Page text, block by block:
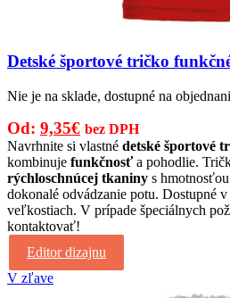
Detské športové tričko
Nie je na sklade, dostupné na
Od: Pôvodná
cena
bola:
13,00€.
9,35€Aktuálna
cena
je:
9,35€.
bez DPH
Navrhnite si vlastné detské športové
kombinuje funkčnosťa pohodlie.
rýchloschnúcej tkaniny s hmotnosťou
dokonalé odvádzanie potu. Dostupné
veľkostiach. V prípade špeciálnych
kontaktovať!
Editor dizajnu
V zľave